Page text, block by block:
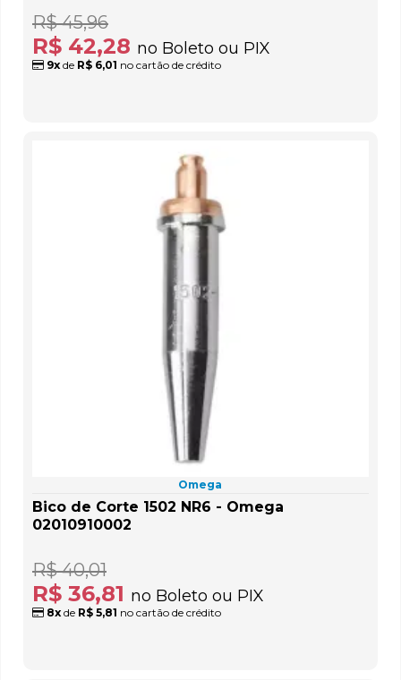
R$ 42,28 no Boleto ou PIX
R$ 45,96
9x de R$ 6,01 no cartão de crédito
Omega
Bico de Corte 1502 NR6 - Omega
02010910002
R$ 36,81 no Boleto ou PIX
R$ 40,01
8x de R$ 5,81 no cartão de crédito